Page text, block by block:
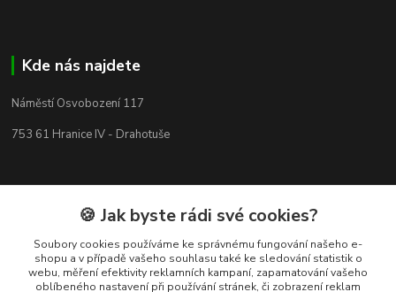
Kde nás najdete
Náměstí Osvobození 117
753 61 Hranice IV - Drahotuše
🍪 Jak byste rádi své cookies?
Soubory cookies používáme ke správnému fungování našeho e-
shopu a v případě vašeho souhlasu také ke sledování statistik o
webu, měření efektivity reklamních kampaní, zapamatování vašeho
oblíbeného nastavení při používání stránek, či zobrazení reklam